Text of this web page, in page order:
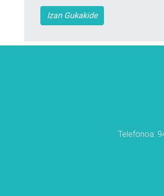
Izan Gukakide
Telefonoa: